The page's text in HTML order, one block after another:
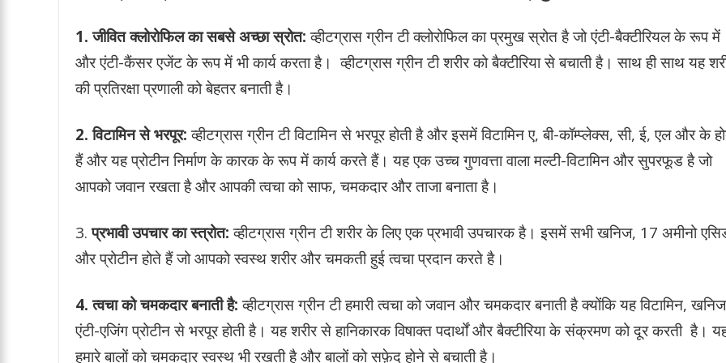
1. जीवित क्लोरोफिल का सबसे अच्छा स्रोत:व्हीटग्रास ग्रीन टी क्लोरोफिल का प्रमुख स्रोत है जो एंटी-बैक्टीरियल के रूप में
और एंटी-कैंसर एजेंट के रूप में भी कार्य करता है। व्हीटग्रास ग्रीन टी शरीर को बैक्टीरिया से बचाती है। साथ ही साथ यह
की प्रतिरक्षा प्रणाली को बेहतर बनाती है।
2. विटामिन से भरपूर:व्हीटग्रास ग्रीन टी विटामिन से भरपूर होती है और इसमें विटामिन ए, बी-कॉम्प्लेक्स, सी, ई, एल और के
हैं और यह प्रोटीन निर्माण के कारक के रूप में कार्य करते हैं। यह एक उच्च गुणवत्ता वाला मल्टी-विटामिन और सुपरफूड है जो
आपको जवान रखता है और आपकी त्वचा को साफ, चमकदार और ताजा बनाता है।
3.प्रभावी उपचार का स्त्रोत:व्हीटग्रास ग्रीन टी शरीर के लिए एक प्रभावी उपचारक है। इसमें सभी खनिज, 17 अमीनो
और प्रोटीन होते हैं जो आपको स्वस्थ शरीर और चमकती हुई त्वचा प्रदान करते है।
4. त्वचा को चमकदार बनाती है:व्हीटग्रास ग्रीन टी हमारी त्वचा को जवान और चमकदार बनाती है क्योंकि यह विटामिन,
एंटी-एजिंग प्रोटीन से भरपूर होती है। यह शरीर से हानिकारक विषाक्त पदार्थों और बैक्टीरिया के संक्रमण को दूर करती है।
हमारे बालों को चमकदार स्वस्थ भी रखती है और बालों को सफ़ेद होने से बचाती है।